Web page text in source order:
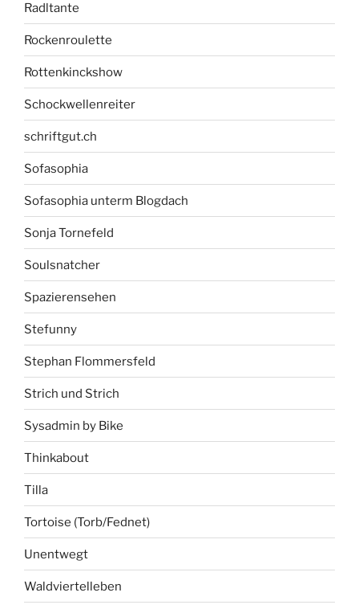
Radltante
Rockenroulette
Rottenkinckshow
Schockwellenreiter
schriftgut.ch
Sofasophia
Sofasophia unterm Blogdach
Sonja Tornefeld
Soulsnatcher
Spazierensehen
Stefunny
Stephan Flommersfeld
Strich und Strich
Sysadmin by Bike
Thinkabout
Tilla
Tortoise (Torb/Fednet)
Unentwegt
Waldviertelleben